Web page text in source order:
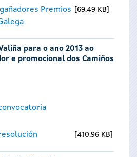
Premios
69.49 KB
para o ano 2013 ao
e promocional dos Camiños
410.96 KB